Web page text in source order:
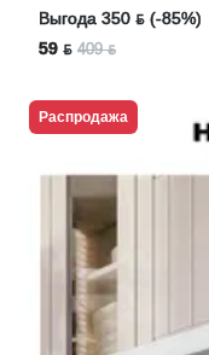
Выгода 350 ƃ (-85%)
59 ƃ 409 ƃ
Распродажа